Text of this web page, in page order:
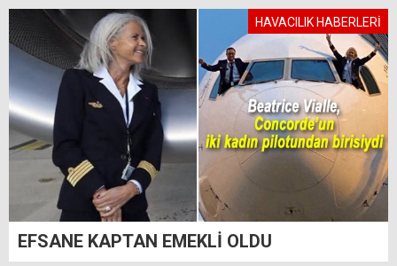
HAVACILIK HABERLERİ
EFSANE KAPTAN EMEKLİ OLDU